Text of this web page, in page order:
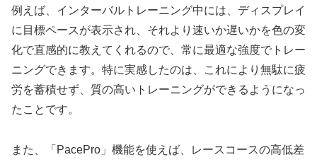
例えば、インターバルトレーニング中には、ディスプレイ
に目標ペースが表示され、それより速いか遅いかを色の変
化で直感的に教えてくれるので、常に最適な強度でトレー
ニングできます。特に実感したのは、これにより無駄に疲
労を蓄積せず、質の高いトレーニングができるようになっ
たことです。
また、「PacePro」機能を使えば、レースコースの高低差